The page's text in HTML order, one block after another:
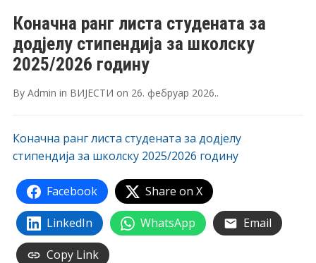
Коначна ранг листа студената за
додјелу стипендија за школску
2025/2026 годину
By Admin in ВИЈЕСТИ on 26. фебруар 2026..
Коначна ранг листа студената за додјелу
стипендија за школску 2025/2026 годину
Facebook Share on X
LinkedIn WhatsApp Email
Copy Link